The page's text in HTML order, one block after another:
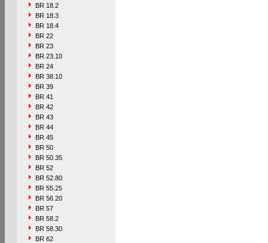
BR 18.2
BR 18.3
BR 18.4
BR 22
BR 23
BR 23.10
BR 24
BR 38.10
BR 39
BR 41
BR 42
BR 43
BR 44
BR 45
BR 50
BR 50.35
BR 52
BR 52.80
BR 55.25
BR 56.20
BR 57
BR 58.2
BR 58.30
BR 62